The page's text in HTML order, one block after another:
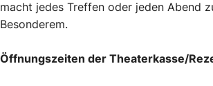
macht jedes Treffen oder jeden Abend
Besonderem.
Öffnungszeiten der Theaterkasse/